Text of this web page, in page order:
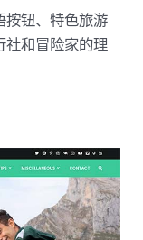
按钮、特色旅游
社和冒险家的理